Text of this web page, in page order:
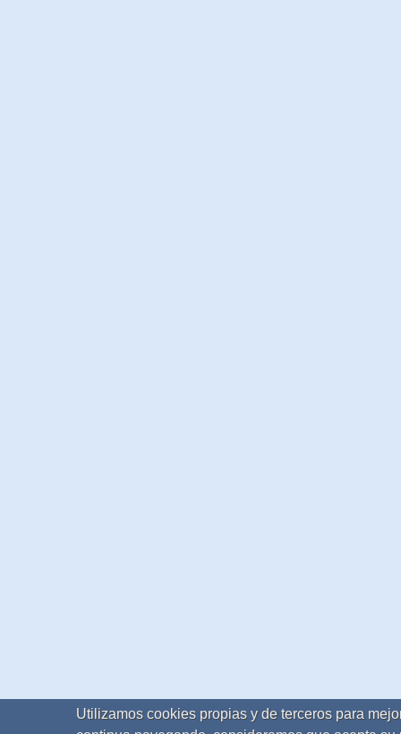
Utilizamos cookies propias y de terceros para